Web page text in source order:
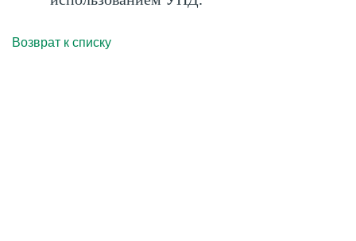
Возврат к списку